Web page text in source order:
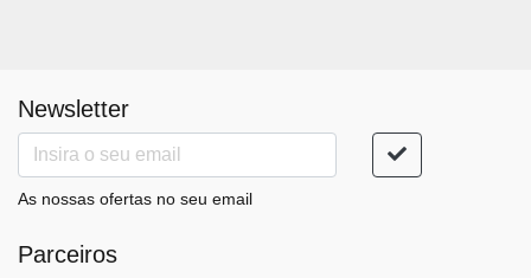
Newsletter
As nossas ofertas no seu email
Parceiros